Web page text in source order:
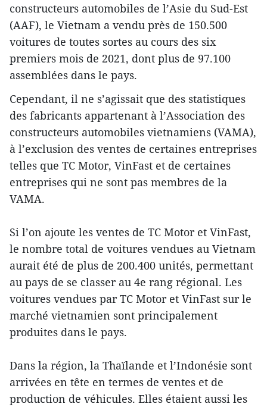
constructeurs automobiles de l’Asie du Sud-Est
(AAF), le Vietnam a vendu près de 150.500
voitures de toutes sortes au cours des six
premiers mois de 2021, dont plus de 97.100
assemblées dans le pays.
Cependant, il ne s’agissait que des statistiques
des fabricants appartenant à l’Association des
constructeurs automobiles vietnamiens (VAMA),
à l’exclusion des ventes de certaines entreprises
telles que TC Motor, VinFast et de certaines
entreprises qui ne sont pas membres de la
VAMA.
Si l’on ajoute les ventes de TC Motor et VinFast,
le nombre total de voitures vendues au Vietnam
aurait été de plus de 200.400 unités, permettant
au pays de se classer au 4e rang régional. Les
voitures vendues par TC Motor et VinFast sur le
marché vietnamien sont principalement
produites dans le pays.
Dans la région, la Thaïlande et l’Indonésie sont
arrivées en tête en termes de ventes et de
production de véhicules. Elles étaient aussi les